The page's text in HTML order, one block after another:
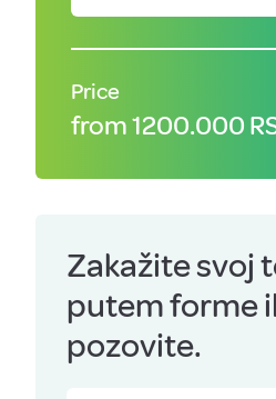
Price
from 1200.000
Zakažite svoj
putem forme
pozovite.